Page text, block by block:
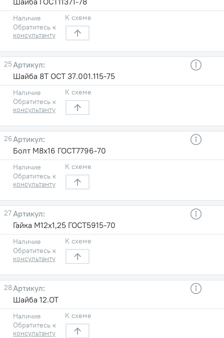
Наличие
Обратитесь к
консультанту
К схеме
25
Шайба 8Т ОСТ 37.001.115-75
Наличие
Обратитесь к
консультанту
К схеме
26
Болт М8х16 ГОСТ7796-70
Наличие
Обратитесь к
консультанту
К схеме
27
Гайка М12х1,25 ГОСТ5915-70
Наличие
Обратитесь к
консультанту
К схеме
28
Шайба 12.ОТ
Наличие
Обратитесь к
консультанту
К схеме